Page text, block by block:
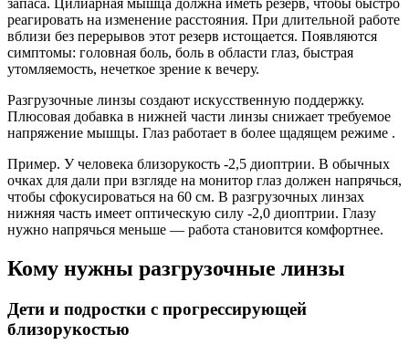
запаса. Цилиарная мышца должна иметь резерв, чтобы быстро
реагировать на изменение расстояния. При длительной работе
вблизи без перерывов этот резерв истощается. Появляются
симптомы: головная боль, боль в области глаз, быстрая
утомляемость, нечеткое зрение к вечеру.
Разгрузочные линзы создают искусственную поддержку.
Плюсовая добавка в нижней части линзы снижает требуемое
напряжение мышцы. Глаз работает в более щадящем режиме .
Пример. У человека близорукость -2,5 диоптрии. В обычных
очках для дали при взгляде на монитор глаз должен напрячься,
чтобы сфокусироваться на 60 см. В разгрузочных линзах
нижняя часть имеет оптическую силу -2,0 диоптрии. Глазу
нужно напрячься меньше — работа становится комфортнее.
Кому нужны разгрузочные линзы
Дети и подростки с прогрессирующей
близорукостью